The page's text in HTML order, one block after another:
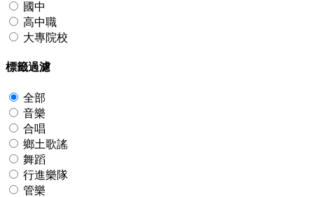
國中
高中職
大專院校
標籤過濾
全部
音樂
合唱
鄉土歌謠
舞蹈
行進樂隊
管樂